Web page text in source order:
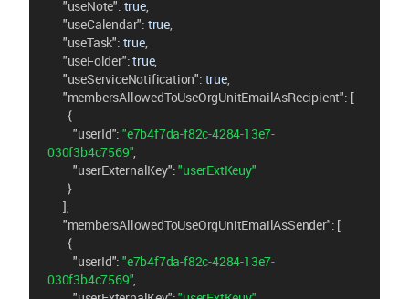
"useNote": true,
"useCalendar": true
"useTask": true,
"useFolder": true,
"useServiceNotification": true,
"membersAllowedToUseOrgUnitEmailAsRecipient": [
        {
"userId": "e7b4f7da-f82c-4284-13e7-
030f3b4c7569"
"userExternalKey": "userExtKeuy"
        }
      ],
"membersAllowedToUseOrgUnitEmailAsSender": [
        {
"userId": "e7b4f7da-f82c-4284-13e7-
030f3b4c7569"